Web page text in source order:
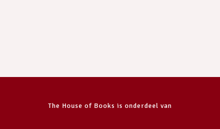
The House of Books is onderdeel van